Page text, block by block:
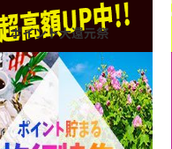
ポイント大還元祭